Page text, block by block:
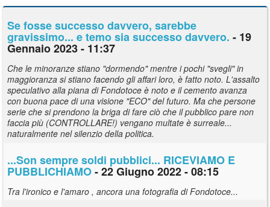
Se fosse successo davvero, sarebbe
gravissimo... e temo sia successo davvero. - 19
Gennaio 2023 - 11:37
Che le minoranze stiano "dormendo" mentre i pochi "svegli" in
maggioranza si stiano facendo gli affari loro, è fatto noto. L'assalto
speculativo alla piana di Fondotoce è noto e il cemento avanza
con buona pace di una visione "ECO" del futuro. Ma che persone
serie che si prendono la briga di fare ciò che il pubblico pare non
faccia più (CONTROLLARE!) vengano multate è surreale...
naturalmente nel silenzio della politica.
...Son sempre soldi pubblici... RICEVIAMO E
PUBBLICHIAMO- 22 Giugno 2022 - 08:15
Tra l'ironico e l'amaro , ancora una fotografia di Fondotoce...